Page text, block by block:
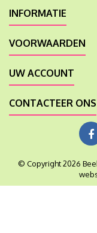
INFORMATIE
VOORWAARDEN
UW ACCOUNT
CONTACTEER ONS
© Copyright 2026